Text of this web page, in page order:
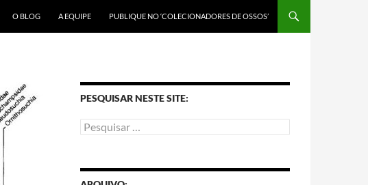
O BLOG A EQUIPE PUBLIQUE NO ‘COLECIONADORES DE OSSOS’
PESQUISAR NESTE SITE: